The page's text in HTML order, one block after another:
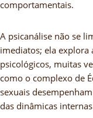
comportamentais.
A psicanálise não se
imediatos; ela explora
psicológicos, muitas
como o complexo de
sexuais
das dinâmicas